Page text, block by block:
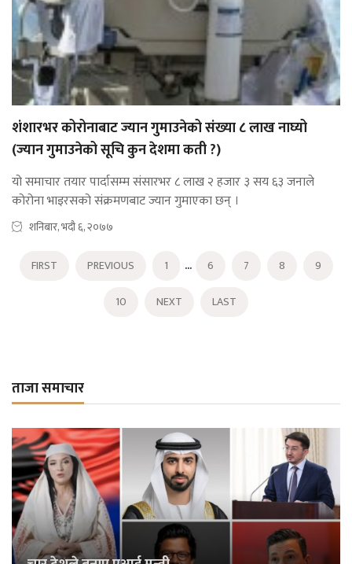
शंशारभर कोरोनाबाट ज्यान गुमाउनेको संख्या ८ लाख नाघ्यो
(ज्यान गुमाउनेको सूचि कुन देशमा कती ?)
यो समाचार तयार पार्दासम्म संसारभर ८ लाख २ हजार ३ सय ६३ जनाले
कोरोना भाइरसको संक्रमणबाट ज्यान गुमाएका छन् ।
शनिबार, भदौ ६, २०७७
FIRST PREVIOUS 1 ... 6 7 8
9
10
NEXT LAST
ताजा समाचार